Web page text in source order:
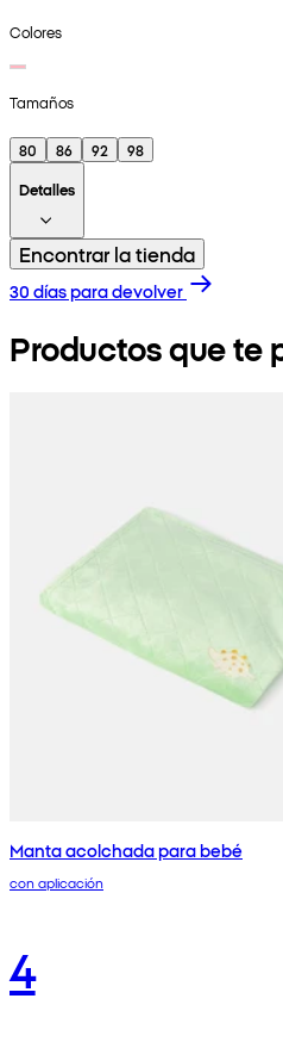
Colores
Tamaños
80 86 92
98
Detalles
Encontrar la tienda
30 días para devolver
Productos que te
Manta acolchada para bebé
con aplicación
4